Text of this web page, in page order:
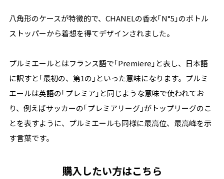
八角形のケースが特徴的で、CHANELの香水｢N°5｣のボトル
ストッパーから着想を得てデザインされました。
プルミエールとはフランス語で｢Premiere｣と表し、日本語
に訳すと｢最初の、第1の｣といった意味になります。プルミ
エールは英語の｢プレミア｣と同じような意味で使われてお
り、例えばサッカーの｢プレミアリーグ｣がトップリーグのこ
とを表すように、プルミエールも同様に最高位、最高峰を示
す言葉です。
購入したい方はこちら